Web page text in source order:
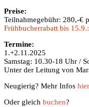
Preise:
Teilnahmegebühr: 280,-€
Frühbucherrabatt bis
Termine:
1.+2.11.2025
Samstag: 10.30-18 Uhr /
Unter der Leitung von
Neugierig? Mehr Infos hier
Oder gleich buchen?